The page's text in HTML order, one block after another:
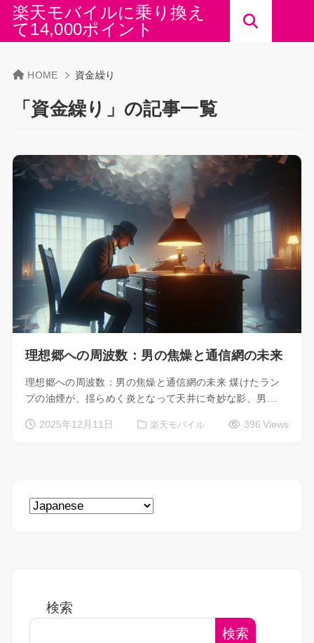
楽天モバイルに乗り換え
て14,000ポイント
HOME 資金繰り
「資金繰り」の記事一覧
理想郷への周波数：男の焦燥と通信網の未来
理想郷への周波数：男の焦燥と通信網の未来 煤けたラン
プの油煙が、揺らめく炎となって天井に奇妙な影、男…
2025年12月11日 楽天モバイル 396 Views
検索
検索